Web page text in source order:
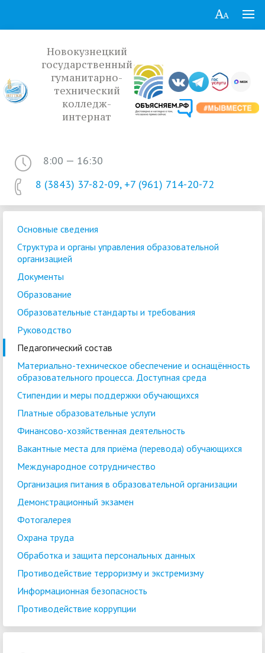
Новокузнецкий
государственный
гуманитарно-
технический
колледж-
интернат
8:00 — 16:30
8 (3843) 37-82-09, +7 (961) 714-20-72
Основные сведения
Структура и органы управления образовательной
организацией
Документы
Образование
Образовательные стандарты и требования
Руководство
Педагогический состав
Материально-техническое обеспечение и оснащённость
образовательного процесса. Доступная среда
Стипендии и меры поддержки обучающихся
Платные образовательные услуги
Финансово-хозяйственная деятельность
Вакантные места для приёма (перевода) обучающихся
Международное сотрудничество
Организация питания в образовательной организации
Демонстрационный экзамен
Фотогалерея
Охрана труда
Обработка и защита персональных данных
Противодействие терроризму и экстремизму
Информационная безопасность
Противодействие коррупции